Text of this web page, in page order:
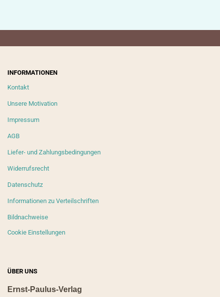
INFORMATIONEN
Kontakt
Unsere Motivation
Impressum
AGB
Liefer- und Zahlungsbedingungen
Widerrufsrecht
Datenschutz
Informationen zu Verteilschriften
Bildnachweise
Cookie Einstellungen
ÜBER UNS
Ernst-Paulus-Verlag